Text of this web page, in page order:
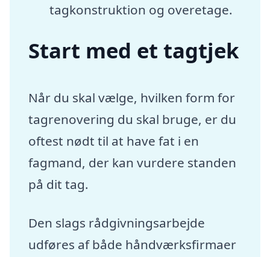
tagkonstruktion og overetage.
Start med et tagtjek
Når du skal vælge, hvilken form for
tagrenovering du skal bruge, er du
oftest nødt til at have fat i en
fagmand, der kan vurdere standen
på dit tag.
Den slags rådgivningsarbejde
udføres af både håndværksfirmaer